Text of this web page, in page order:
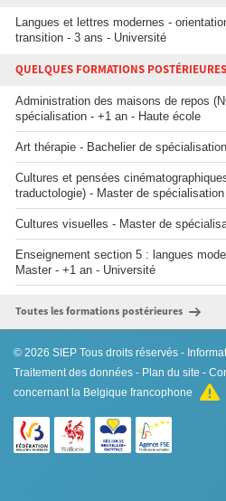
Langues et lettres modernes -
transition - 3 ans - Université
QUELQUES FORMATIONS
Administration des maisons de repos
spécialisation - +1 an - Haute école
Art thérapie - Bachelier de
Cultures et pensées
traductologie) - Master de
Cultures visuelles - Master de
Enseignement section 5 : langues
Master - +1 an - Université
Toutes les formations postérieures
© 2026 SIEP Tous droits réservés -
Traitement des données - Plan du site -
concernant la Belgique francophone